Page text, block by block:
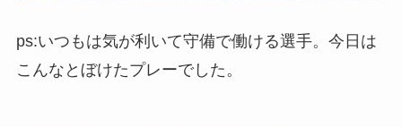
ps:いつもは気が利いて守備で働ける選手。今日は
こんなとぼけたプレーでした。